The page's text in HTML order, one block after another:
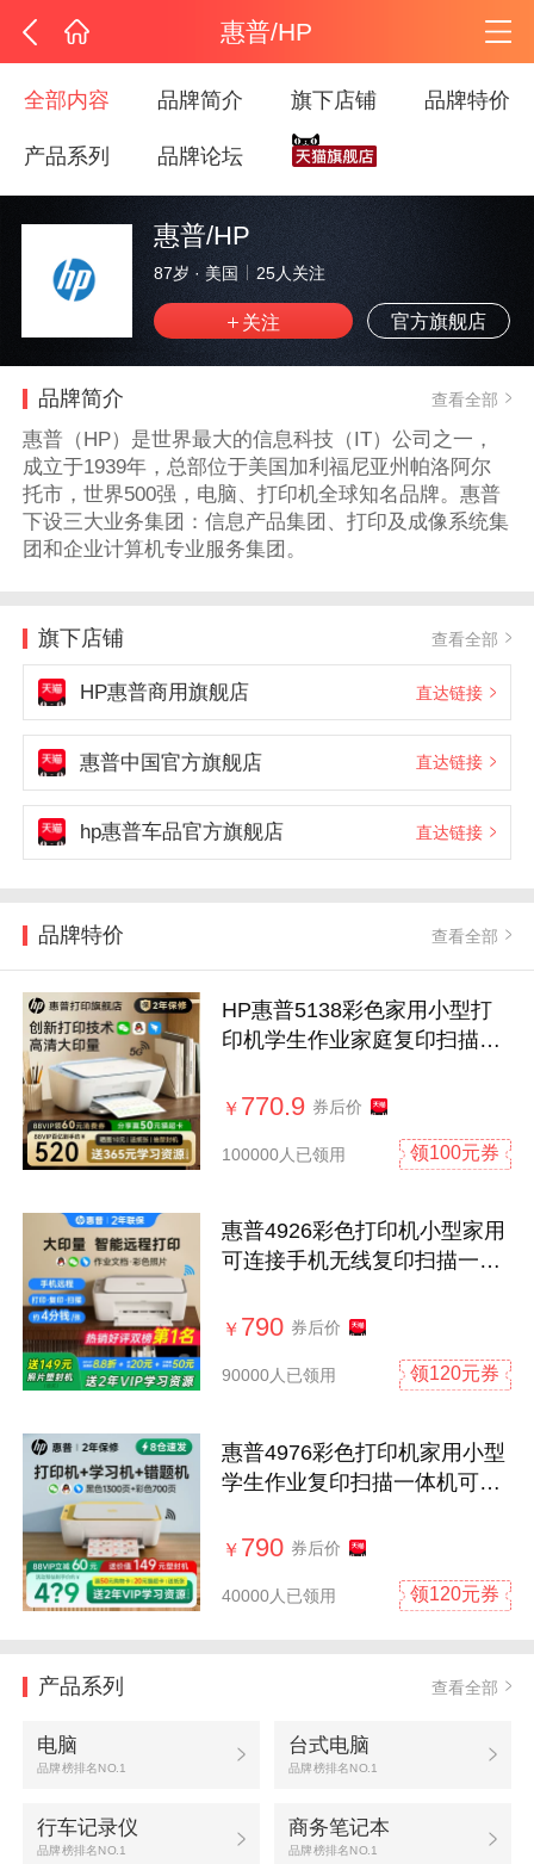
惠普/HP
全部内容 品牌简介 旗下店铺 品牌特价
产品系列 品牌论坛
惠普/HP
87岁 · 美国 25人关注
官方旗舰店
品牌简介 查看全部
惠普（HP）是世界最大的信息科技（IT）公司之一，
成立于1939年，总部位于美国加利福尼亚州帕洛阿尔
托市，世界500强，电脑、打印机全球知名品牌。惠普
下设三大业务集团：信息产品集团、打印及成像系统集
团和企业计算机专业服务集团。
旗下店铺 查看全部
HP惠普商用旗舰店 直达链接
惠普中国官方旗舰店 直达链接
hp惠普车品官方旗舰店 直达链接
品牌特价 查看全部
HP惠普5138彩色家用小型打
印机学生作业家庭复印扫描喷
照片远程桌面式办公专用A4
￥ 770.9 券后价
100000人已领用 领100元券
惠普4926彩色打印机小型家用
可连接手机无线复印扫描一体
墨照片官方正品政府补贴
￥ 790 券后价
90000人已领用 领120元券
惠普4976彩色打印机家用小型
学生作业复印扫描一体机可连
题桌面办公专用政府补贴
￥ 790 券后价
40000人已领用 领120元券
产品系列 查看全部
电脑
品牌榜排名NO.1
台式电脑
品牌榜排名NO.1
行车记录仪
品牌榜排名NO.1
商务笔记本
品牌榜排名NO.1